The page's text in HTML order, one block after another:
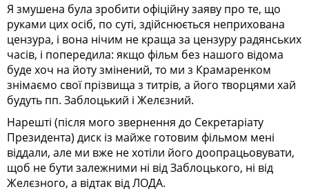
Я змушена була зробити офіційну заяву про те, що
руками цих осіб, по суті, здійснюється неприхована
цензура, і вона нічим не краща за цензуру радянських
часів, і попередила: якщо фільм без нашого відома
буде хоч на йоту змінений, то ми з Крамаренком
знімаємо свої прізвища з титрів, а його творцями хай
будуть пп. Заблоцький і Желєзний.
Нарешті (після мого звернення до Секретаріату
Президента) диск із майже готовим фільмом мені
віддали, але ми вже не хотіли його доопрацьовувати,
щоб не бути залежними ні від Заблоцького, ні від
Желєзного, а відтак від ЛОДА.